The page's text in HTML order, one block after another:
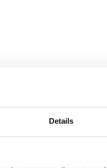
Details